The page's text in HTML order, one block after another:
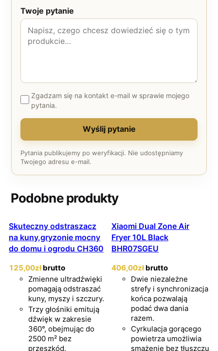
Twoje pytanie
Zgadzam się na kontakt e-mail w sprawie mojego
pytania.
Wyślij pytanie
Pytania publikujemy po weryfikacji. Nie udostępniamy
Twojego adresu e-mail.
Podobne produkty
Skuteczny odstraszacz
na kuny,gryzonie mocny
do domu i ogrodu CH360
125,00zł brutto
Zmienne ultradźwięki
pomagają odstraszać
kuny, myszy i szczury.
Trzy głośniki emitują
dźwięk w zakresie
360°, obejmując do
2500 m² bez
przeszkód.
Xiaomi Dual Zone Air
Fryer 10L Black
BHR07SGEU
406,00zł brutto
Dwie niezależne
strefy i synchronizacja
końca pozwalają
podać dwa dania
razem.
Cyrkulacja gorącego
powietrza umożliwia
smażenie bez tłuszczu